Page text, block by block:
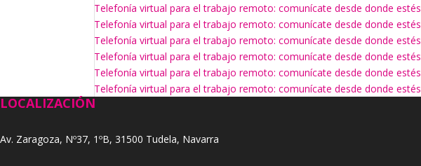
Telefonía virtual para el trabajo remoto: comunícate desde donde estés
Telefonía virtual para el trabajo remoto: comunícate desde donde estés
Telefonía virtual para el trabajo remoto: comunícate desde donde estés
Telefonía virtual para el trabajo remoto: comunícate desde donde estés
Telefonía virtual para el trabajo remoto: comunícate desde donde estés
Telefonía virtual para el trabajo remoto: comunícate desde donde estés
LOCALIZACIÓN
Av. Zaragoza, Nº37, 1ºB, 31500 Tudela, Navarra